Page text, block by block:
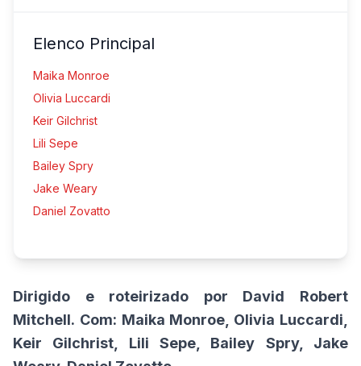
Elenco Principal
Maika Monroe
Olivia Luccardi
Keir Gilchrist
Lili Sepe
Bailey Spry
Jake Weary
Daniel Zovatto
Dirigido e roteirizado por David Robert
Mitchell. Com: Maika Monroe, Olivia Luccardi,
Keir Gilchrist, Lili Sepe, Bailey Spry, Jake